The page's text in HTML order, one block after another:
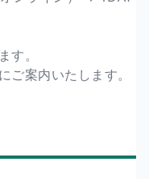
。
案内いたします。